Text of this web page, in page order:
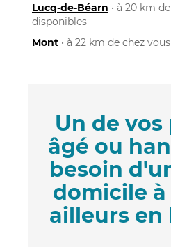
Lucq-de-Béarn • à 20 km
disponibles
Mont • à 22 km de chez
Un de
âgé ou
besoin
domicile à
ailleurs en